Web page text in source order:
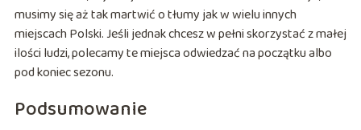
musimy się aż tak martwić o tłumy jak w wielu innych
miejscach Polski. Jeśli jednak chcesz w pełni skorzystać z małej
ilości ludzi, polecamy te miejsca odwiedzać na początku albo
pod koniec sezonu.
Podsumowanie